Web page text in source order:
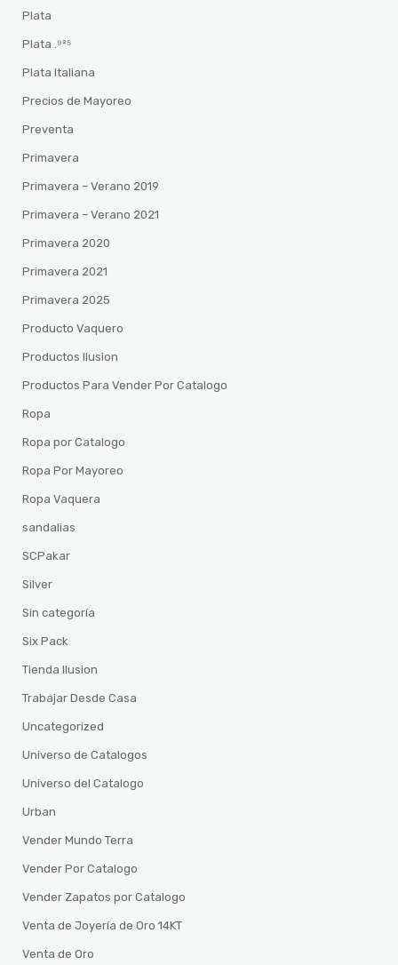
Plata
Plata .⁹²⁵
Plata Italiana
Precios de Mayoreo
Preventa
Primavera
Primavera – Verano 2019
Primavera – Verano 2021
Primavera 2020
Primavera 2021
Primavera 2025
Producto Vaquero
Productos Ilusion
Productos Para Vender Por Catalogo
Ropa
Ropa por Catalogo
Ropa Por Mayoreo
Ropa Vaquera
sandalias
SCPakar
Silver
Sin categoría
Six Pack
Tienda Ilusion
Trabajar Desde Casa
Uncategorized
Universo de Catalogos
Universo del Catalogo
Urban
Vender Mundo Terra
Vender Por Catalogo
Vender Zapatos por Catalogo
Venta de Joyería de Oro 14KT
Venta de Oro